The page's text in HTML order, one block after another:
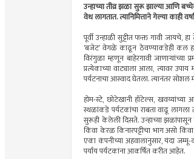
उन्हाच्या तीव्र झळा सुरू झाल्या आणि
वेध लागतात. त्यानिमित्ताने गेल्या काही
पूर्वी उन्हाळी सुट्टीत फक्त गावी जायचे,
‘बजेट’ वेगळे काढून ठेवण्याकडेही कल
विरंगुळा म्हणून बाहेरगावी
प्रत्येकाच्या वाट्याला आला, त्यावर
पर्यटनाचा आस्वाद घेतला. त्यानंतर सोशल
होम-स्टे, छोटेखानी हॉटेल्स,
स्थळांकडे पर्यटकांचा राबता वाढू
सुरूही केलेली दिसते. उन्हाच्या
किंवा केरळ किनारपट्टीचा भाग असो
एका कंपनीच्या अहवालानुसार, यंदा जम्मू-
पर्याय पर्यटकांना आकर्षित करीत आहेत.